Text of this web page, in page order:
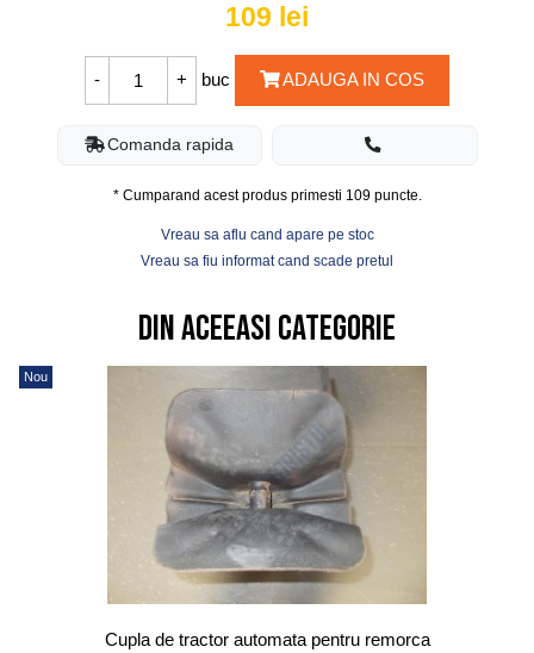
109 lei
buc ADAUGA IN COS
Comanda rapida
* Cumparand acest produs primesti 109puncte.
Vreau sa aflu cand apare pe stoc
Vreau sa fiu informat cand scade pretul
Din aceeasi categorie
Nou
Cupla de tractor automata pentru remorca